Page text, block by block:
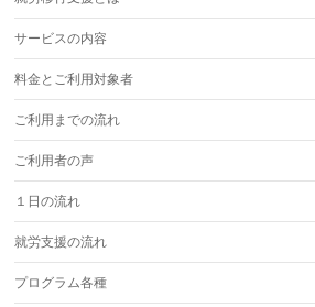
サービスの内容
料金とご利用対象者
ご利用までの流れ
ご利用者の声
１日の流れ
就労支援の流れ
プログラム各種